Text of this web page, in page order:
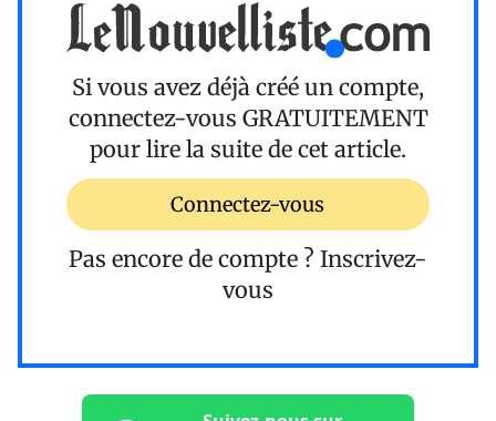
Si vous avez déjà créé un compte,
connectez-vous GRATUITEMENT
pour lire la suite de cet article.
Connectez-vous
Pas encore de compte ? Inscrivez-
vous